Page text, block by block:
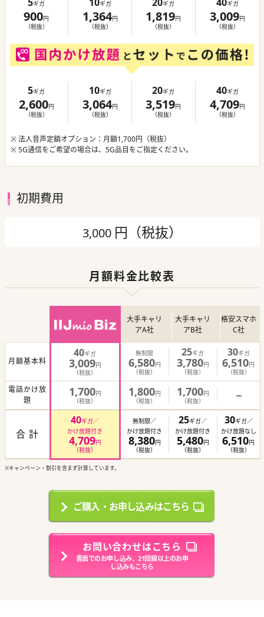
5ギガ
900円
（税抜）
10ギガ
1,364円
（税抜）
20ギガ
1,819円
（税抜）
40ギガ
3,009円
（税抜）
5ギガ
2,600円
（税抜）
10ギガ
3,064円
（税抜）
20ギガ
3,519円
（税抜）
40ギガ
4,709円
（税抜）
※ 法人音声定額オプション：月額1,700円（税抜）
※ 5G通信をご希望の場合は、5G品目をご指定ください。
初期費用
3,000 円（税抜）
月額料金比較表
大手キャリ
アA社
大手キャリ
アB社
格安スマホ
C社
月額基本料
40ギガ
3,009円
（税抜）
無制限
6,580円
（税抜）
25ギガ
3,780円
（税抜）
30ギガ
6,510円
（税抜）
電話かけ放
題
1,700円
（税抜）
1,800円
（税抜）
1,700円
（税抜）
－
合 計
40ギガ／
かけ放題付き
4,709円
（税抜）
無制限／
かけ放題付き
8,380円
（税抜）
25ギガ／
かけ放題付き
5,480円
（税抜）
30ギガ／
かけ放題なし
6,510円
（税抜）
※キャンペーン・割引を含まず計算しています。
ご購入・お申し込みはこちら
お問い合わせはこちら
書面でのお申し込み、21回線以上のお申
し込みもこちら